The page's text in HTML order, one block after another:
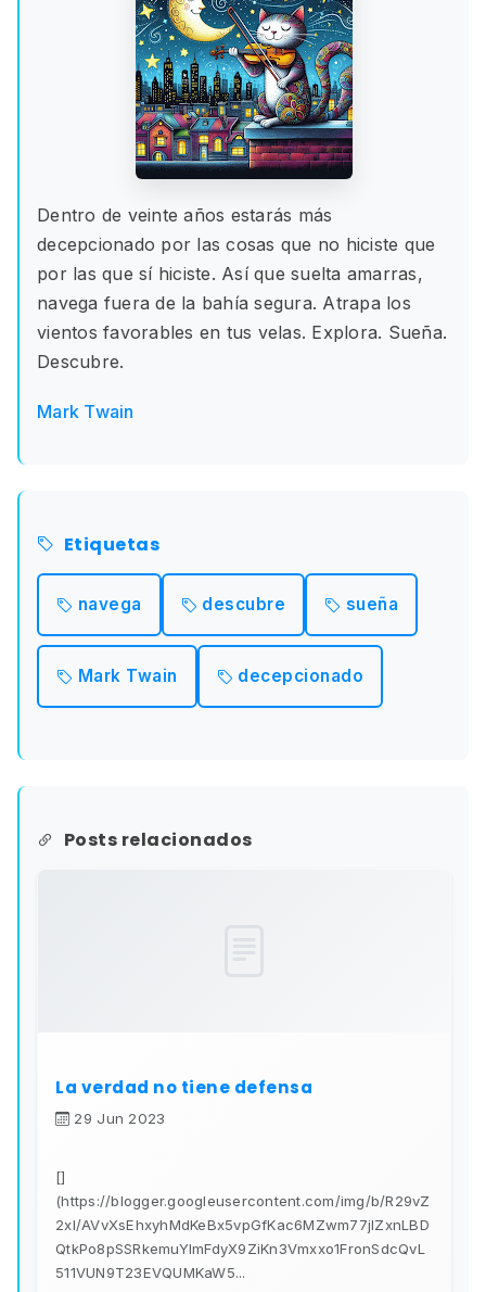
Dentro de veinte años estarás más
decepcionado por las cosas que no hiciste que
por las que sí hiciste. Así que suelta amarras,
navega fuera de la bahía segura. Atrapa los
vientos favorables en tus velas. Explora. Sueña.
Descubre.
Mark Twain
Etiquetas
navega descubre sueña
Mark Twain decepcionado
Posts relacionados
La verdad no tiene defensa
29 Jun 2023
[]
(https://blogger.googleusercontent.com/img/b/R29vZ
2xl/AVvXsEhxyhMdKeBx5vpGfKac6MZwm77jIZxnLBD
QtkPo8pSSRkemuYImFdyX9ZiKn3Vmxxo1FronSdcQvL
511VUN9T23EVQUMKaW5...